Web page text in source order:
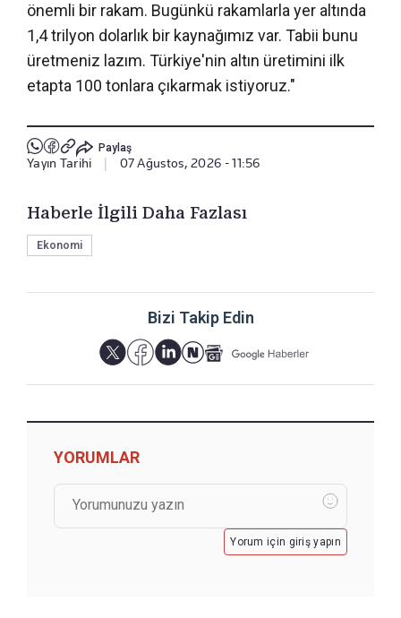
önemli bir rakam. Bugünkü rakamlarla yer altında
1,4 trilyon dolarlık bir kaynağımız var. Tabii bunu
üretmeniz lazım. Türkiye'nin altın üretimini ilk
etapta 100 tonlara çıkarmak istiyoruz."
Paylaş
Yayın Tarihi 07 Ağustos, 2026 - 11:56
Haberle İlgili Daha Fazlası
Ekonomi
Bizi Takip Edin
YORUMLAR
Yorum için giriş yapın